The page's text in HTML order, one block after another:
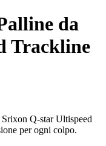
da
Trackline
Q-star Ultispeed
per ogni colpo.